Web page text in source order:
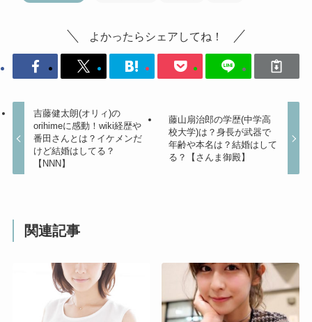
よかったらシェアしてね！
吉藤健太朗(オリィ)の
orihimeに感動！wiki経歴や
番田さんとは？イケメンだ
けど結婚はしてる？
【NNN】
藤山扇治郎の学歴(中学高
校大学)は？身長が武器で
年齢や本名は？結婚はして
る？【さんま御殿】
関連記事